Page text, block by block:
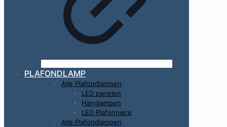
PLAFONDLAMP
Alle Plafondlampen
LED panelen
Hanglampen
LED Plafonniere
Alle Plafondlampen